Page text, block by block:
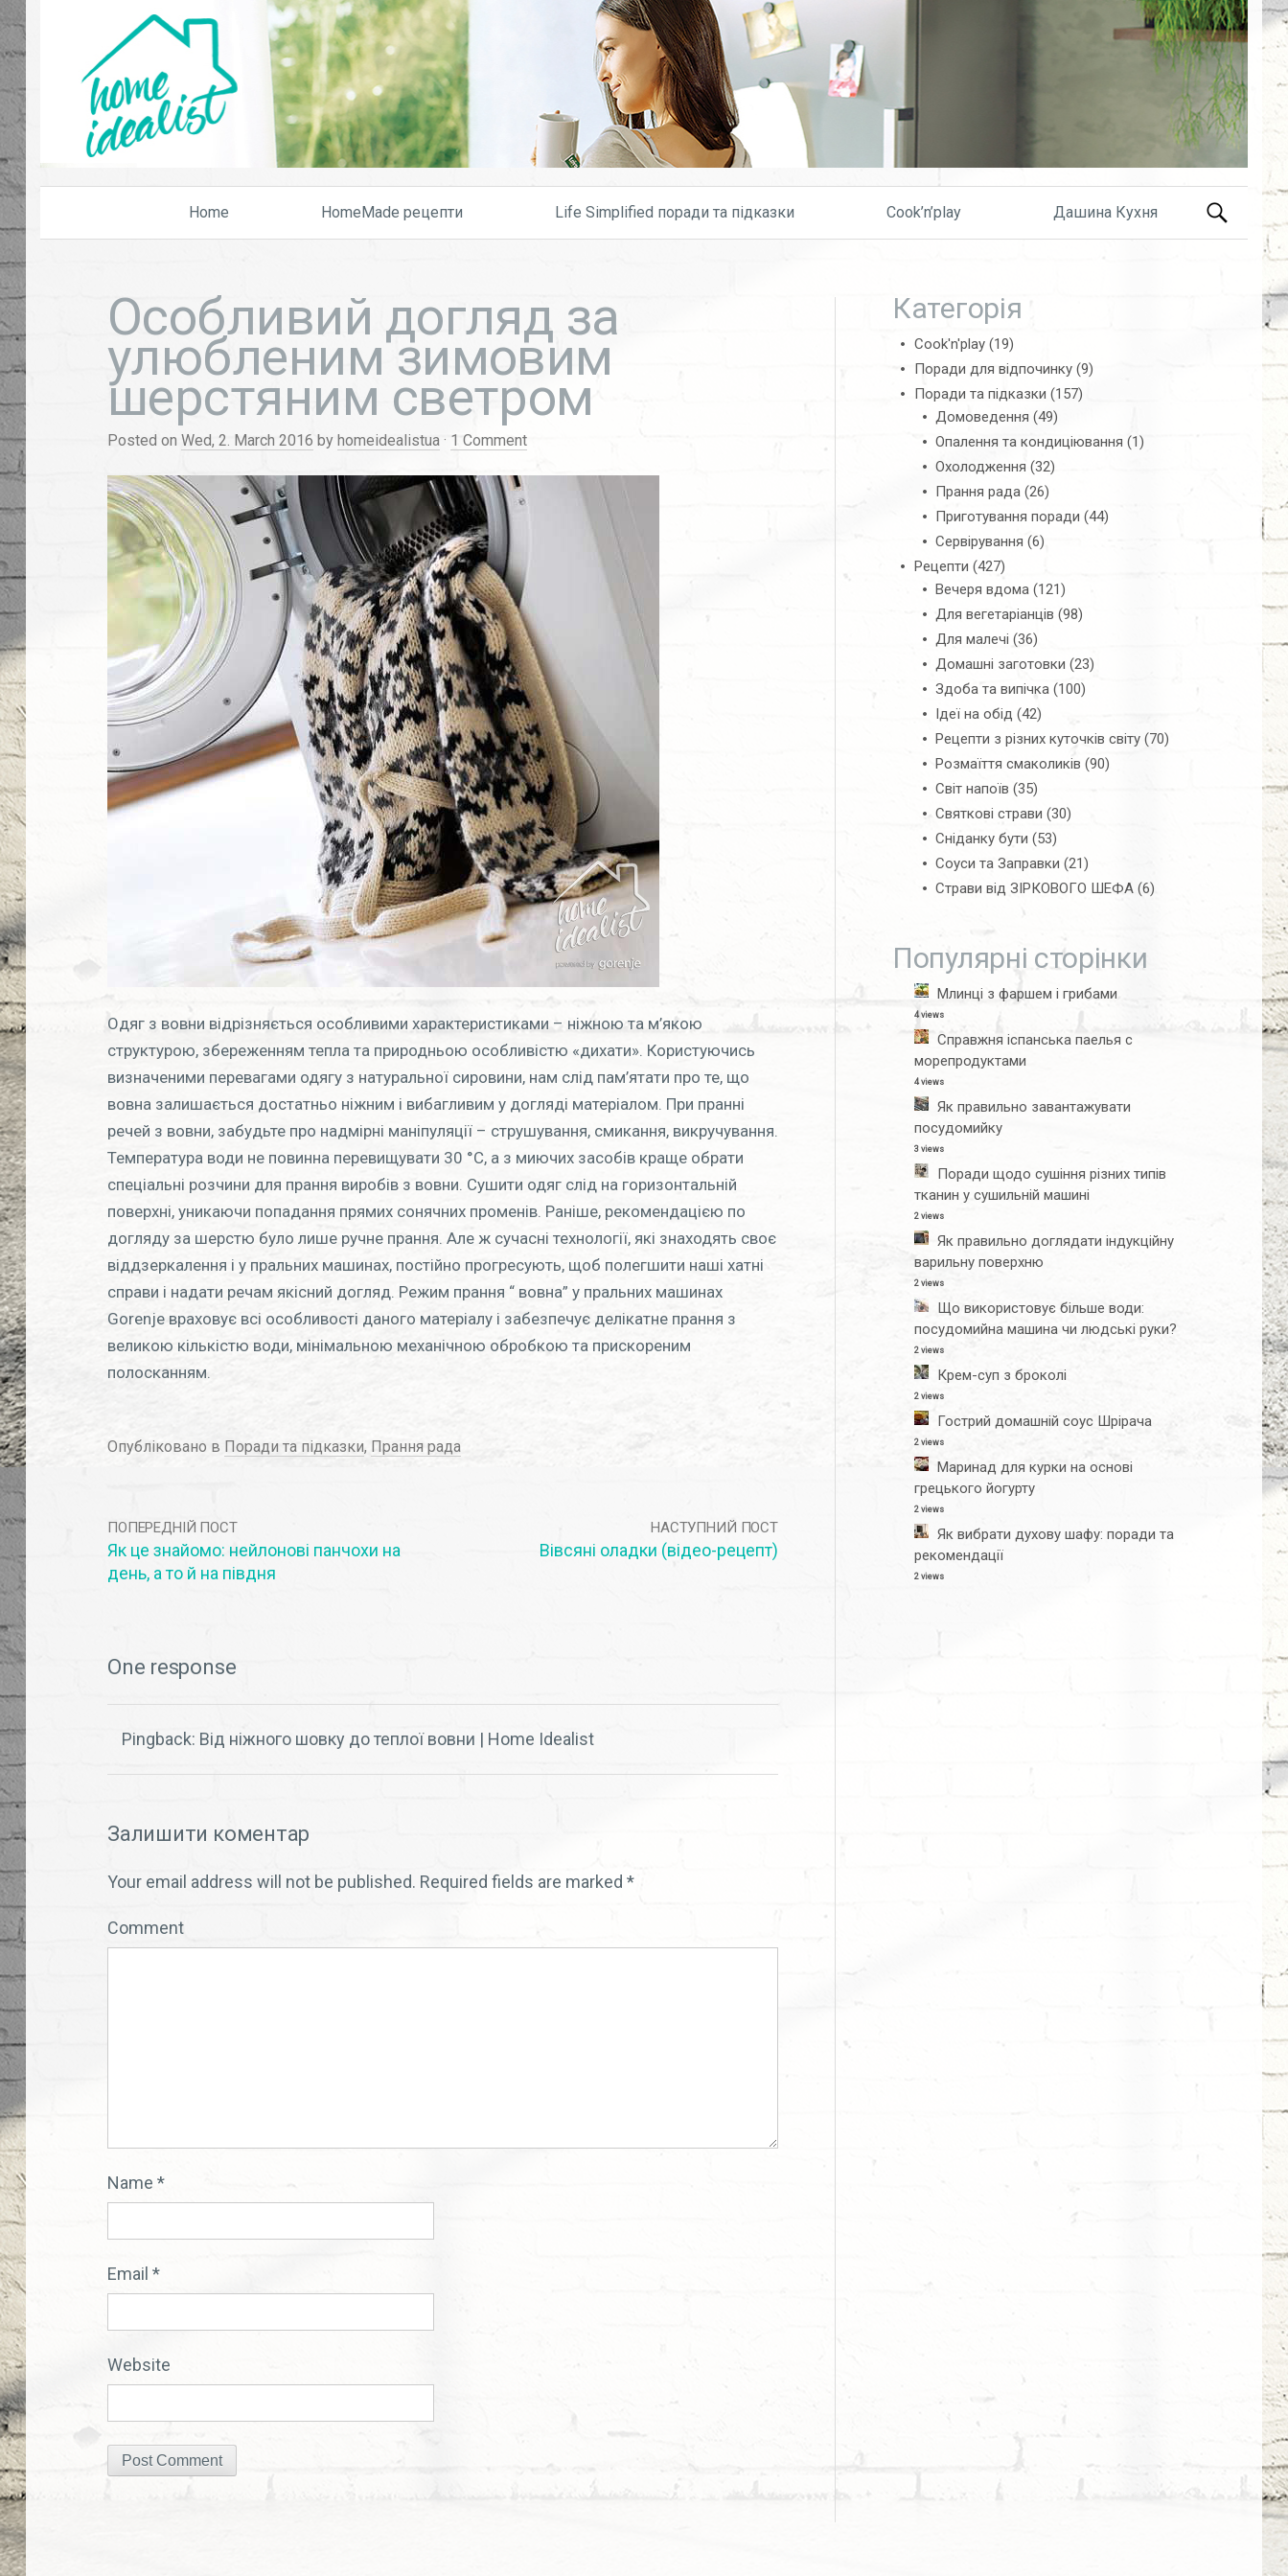
Skip to content
Home HomeMade рецепти Life Simplified поради та підказки Cook’n’play Дашина Кухня Search
Особливий догляд за
улюбленим зимовим
шерстяним светром
Posted on Wed, 2. March 2016 by homeidealistua · 1 Comment
Одяг з вовни відрізняється особливими характеристиками – ніжною та м’якою
структурою, збереженням тепла та природньою особливістю «дихати». Користуючись
визначеними перевагами одягу з натуральної сировини, нам слід пам’ятати про те, що
вовна залишається достатньо ніжним і вибагливим у догляді матеріалом. При пранні
речей з вовни, забудьте про надмірні маніпуляції – струшування, смикання, викручування.
Температура води не повинна перевищувати 30 °С, а з миючих засобів краще обрати
спеціальні розчини для прання виробів з вовни. Сушити одяг слід на горизонтальній
поверхні, уникаючи попадання прямих сонячних променів. Раніше, рекомендацією по
догляду за шерстю було лише ручне прання. Але ж сучасні технології, які знаходять своє
віддзеркалення і у пральних машинах, постійно прогресують, щоб полегшити наші хатні
справи і надати речам якісний догляд. Режим прання “ вовна” у пральних машинах
Gorenje враховує всі особливості даного матеріалу і забезпечує делікатне прання з
великою кількістю води, мінімальною механічною обробкою та прискореним
полосканням.
Опубліковано в Поради та підказки, Прання рада
ПОПЕРЕДНІЙ ПОСТ
Як це знайомо: нейлонові панчохи на
день, а то й на півдня
НАСТУПНИЙ ПОСТ
Вівсяні оладки (відео-рецепт)
One response
Pingback: Від ніжного шовку до теплої вовни | Home Idealist
Залишити коментар
Your email address will not be published. Required fields are marked *
Comment
Name *
Email *
Website
Категорія
Cook'n'play(19)
Поради для відпочинку(9)
Поради та підказки (157)
Домоведення (49)
Опалення та кондиціювання (1)
Охолодження (32)
Прання рада (26)
Приготування поради (44)
Сервірування (6)
Рецепти (427)
Вечеря вдома (121)
Для вегетаріанців (98)
Для малечі (36)
Домашні заготовки (23)
Здоба та випічка (100)
Ідеї на обід (42)
Рецепти з різних куточків світу (70)
Розмаїття смаколиків (90)
Світ напоїв (35)
Святкові страви (30)
Сніданку бути (53)
Соуси та Заправки (21)
Страви від ЗІРКОВОГО ШЕФА (6)
Популярні сторінки
Млинці з фаршем і грибами
4 views
Справжня іспанська паелья с
морепродуктами
4 views
Як правильно завантажувати
посудомийку
3 views
Поради щодо сушіння різних типів
тканин у сушильній машині
2 views
Як правильно доглядати індукційну
варильну поверхню
2 views
Що використовує більше води:
посудомийна машина чи людські руки?
2 views
Крем-суп з броколі
2 views
Гострий домашній соус Шрірача
2 views
Маринад для курки на основі
грецького йогурту
2 views
Як вибрати духову шафу: поради та
рекомендації
2 views